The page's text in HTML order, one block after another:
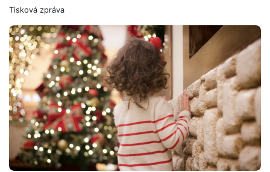
Tisková zpráva